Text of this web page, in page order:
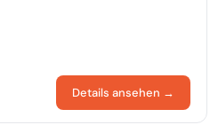
Details ansehen →